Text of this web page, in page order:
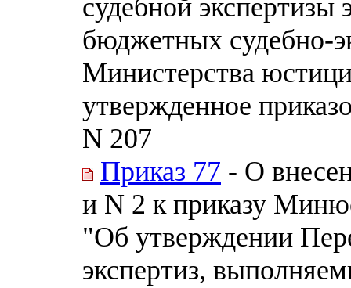
судебной экспертизы
бюджетных судебно-
Министерства
утвержденное
N 207
Приказ 77 - О
и N 2 к приказу
"Об утверждении
экспертиз,